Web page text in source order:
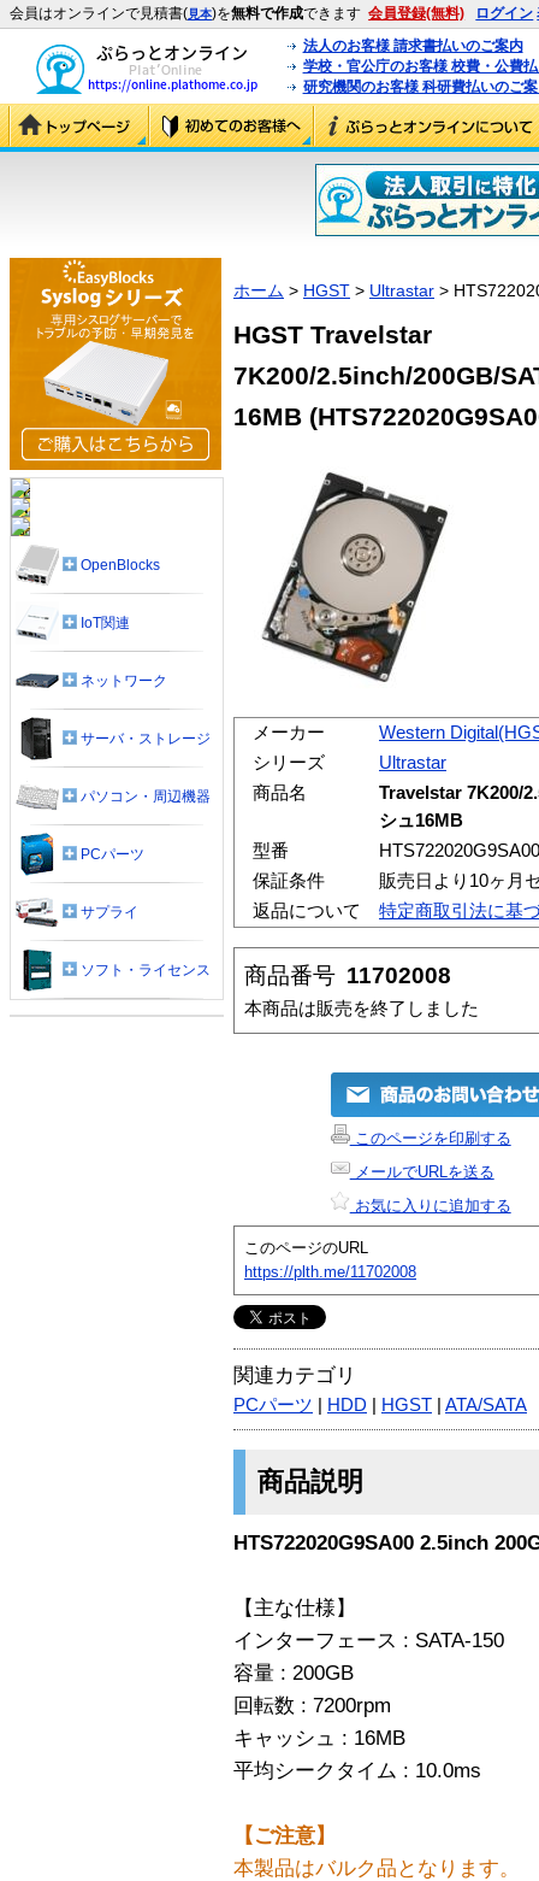
会員はオンラインで見積書(見本)を無料で作成できます 会員登録(無料) ログイン
法人のお客様 請求書払いのご案内
学校・官公庁のお客様 校費・公費
研究機関のお客様 科研費払いのご
ホーム > HGST > Ultrastar >
HGST Travelstar
7K200/2.5inch/200GB/
16MB
メーカー
Western
シリーズ
Ultrastar
商品名
Travelstar 7K200/
シュ16MB
型番
HTS722020G9SA00
保証条件
販売日より10ヶ月
返品について
特定商取引法に基
商品番号 11702008
本商品は販売を終了しました
このページを印刷する
メールでURLを送る
お気に入りに追加する
このページのURL
https://plth.me/11702008
関連カテゴリ
PCパーツ HDD HGST ATA/SATA
商品説明
HTS722020G9SA00 2.5inch
【主な仕様】
インターフェース : SATA-150
容量 : 200GB
回転数 : 7200rpm
キャッシュ : 16MB
平均シークタイム : 10.0ms
【ご注意】
本製品はバルク品となります。
OpenBlocks
IoT関連
ネットワーク
サーバ・ストレージ
パソコン・周辺機器
PCパーツ
サプライ
ソフト・ライセンス